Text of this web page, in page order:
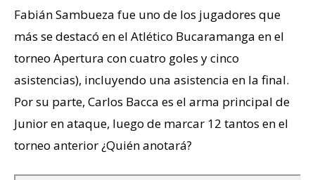
Fabián Sambueza fue uno de los jugadores que
más se destacó en el Atlético Bucaramanga en el
torneo Apertura con cuatro goles y cinco
asistencias), incluyendo una asistencia en la final.
Por su parte, Carlos Bacca es el arma principal de
Junior en ataque, luego de marcar 12 tantos en el
torneo anterior ¿Quién anotará?